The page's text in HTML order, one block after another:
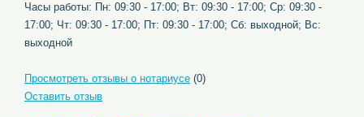
Часы работы: Пн: 09:30 - 17:00; Вт: 09:30 - 17:00; Ср: 09:30 -
17:00; Чт: 09:30 - 17:00; Пт: 09:30 - 17:00; Сб: выходной; Вс:
выходной
Просмотреть отзывы о нотариусе (0)
Оставить отзыв